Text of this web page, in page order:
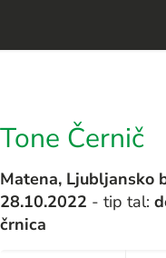
Tone Černič
Matena, Ljubljansko
28.10.2022 - tip tal:
črnica